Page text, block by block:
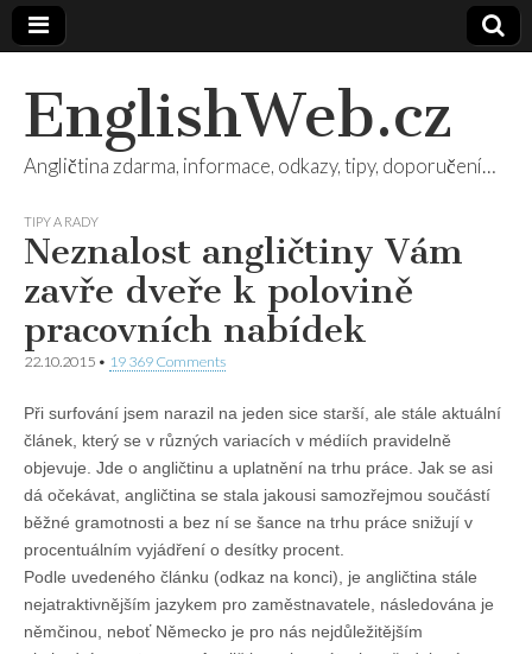
EnglishWeb.cz
Angličtina zdarma, informace, odkazy, tipy, doporučení…
TIPY A RADY
Neznalost angličtiny Vám
zavře dveře k polovině
pracovních nabídek
22.10.2015 • 19 369 Comments
Při surfování jsem narazil na jeden sice starší, ale stále aktuální
článek, který se v různých variacích v médiích pravidelně
objevuje. Jde o angličtinu a uplatnění na trhu práce. Jak se asi
dá očekávat, angličtina se stala jakousi samozřejmou součástí
běžné gramotnosti a bez ní se šance na trhu práce snižují v
procentuálním vyjádření o desítky procent.
Podle uvedeného článku (odkaz na konci), je angličtina stále
nejatraktivnějším jazykem pro zaměstnavatele, následována je
němčinou, neboť Německo je pro nás nejdůležitějším